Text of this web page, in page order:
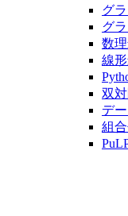
グ
グ
数
線
双
デ
組